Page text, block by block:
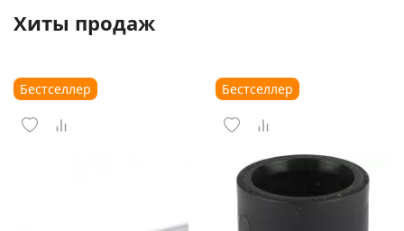
Хиты продаж
Бестселлер Бестселлер